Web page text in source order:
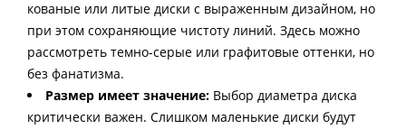
кованые или литые диски с выраженным дизайном, но
при этом сохраняющие чистоту линий. Здесь можно
рассмотреть темно-серые или графитовые оттенки, но
без фанатизма.
Размер имеет значение: Выбор диаметра диска
критически важен. Слишком маленькие диски будут